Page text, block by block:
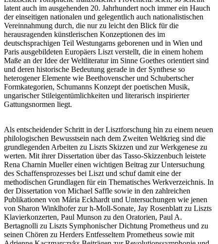
latent auch im ausgehenden 20. Jahrhundert noch immer ein Hauch
der einseitigen nationalen und gelegentlich auch nationalistischen
Vereinnahmung durch, die nur zu leicht den Blick für die
herausragenden künstlerischen Konzeptionen des im
deutschsprachigen Teil Westungarns geborenen und in Wien und
Paris ausgebildeten Europäers Liszt verstellt, die in einem hohem
Maße an der Idee der Weltliteratur im Sinne Goethes orientiert sind
und deren historische Bedeutung gerade in der Synthese so
heterogener Elemente wie Beethovenscher und Schubertscher
Formkategorien, Schumanns Konzept der poetischen Musik,
ungarischer Stileigentümlichkeiten und literarisch inspirierter
Gattungsnormen liegt.
Als entscheidender Schritt in der Lisztforschung hin zu einem neuen
philologischen Bewusstsein nach dem Zweiten Weltkrieg sind die
grundlegenden Arbeiten zu Liszts Skizzen und zur Werkgenese zu
werten. Mit ihrer Dissertation über das Tasso-Skizzenbuch leistete
Rena Charnin Mueller einen wichtigen Beitrag zur Untersuchung
des Schaffensprozesses bei Liszt und schuf damit eine der
methodischen Grundlagen für ein Thematisches Werkverzeichnis. In
der Dissertation von Michael Saffle sowie in den zahlreichen
Publikationen von Mária Eckhardt und Untersuchungen wie jenen
von Sharon Winklhofer zur h-Moll-Sonate, Jay Rosenblatt zu Liszts
Klavierkonzerten, Paul Munson zu den Oratorien, Paul A.
Bertagnolli zu Liszts Symphonischer Dichtung Prometheus und zu
seinen Chören zu Herders Entfesseltem Prometheus sowie mit